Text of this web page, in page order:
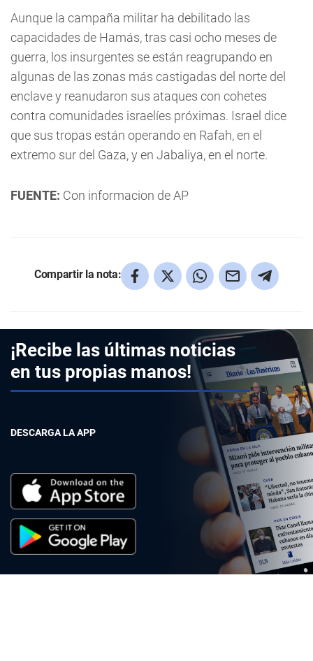
Aunque la campaña militar ha debilitado las
capacidades de Hamás, tras casi ocho meses de
guerra, los insurgentes se están reagrupando en
algunas de las zonas más castigadas del norte del
enclave y reanudaron sus ataques con cohetes
contra comunidades israelíes próximas. Israel dice
que sus tropas están operando en Rafah, en el
extremo sur del Gaza, y en Jabaliya, en el norte.
FUENTE: Con informacion de AP
Compartir la nota:
¡Recibe las últimas noticias
en tus propias manos!
DESCARGA LA APP